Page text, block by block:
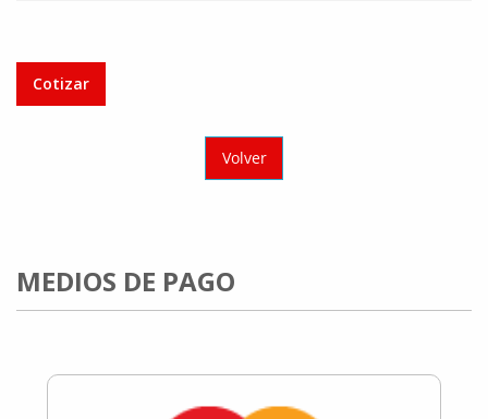
Cotizar
Volver
MEDIOS DE PAGO